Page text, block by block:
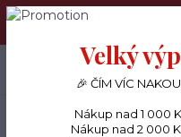
PŘÁNÍČKA a PAPÍROVÉ
+420 734 380 930
(Po-Ne, 8-20 hod.)
Velký
🎉 ČÍM VÍC
Nákup nad 1 000
Nákup nad 2 000